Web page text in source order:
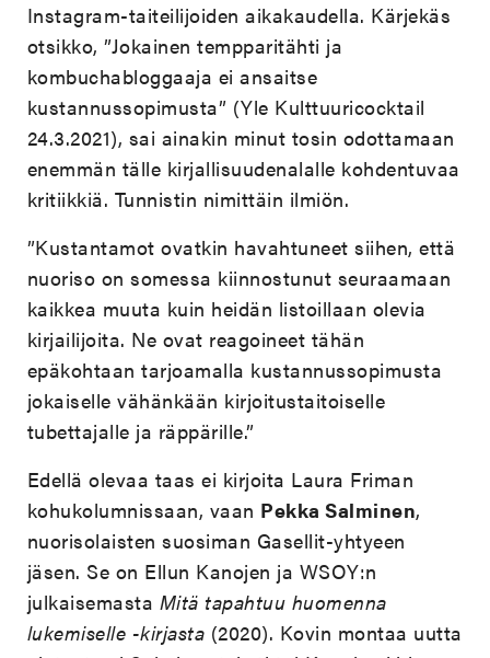
Instagram-taiteilijoiden aikakaudella. Kärjekäs
otsikko, ”Jokainen tempparitähti ja
kombuchabloggaaja ei ansaitse
kustannussopimusta” (Yle Kulttuuricocktail
24.3.2021), sai ainakin minut tosin odottamaan
enemmän tälle kirjallisuudenalalle kohdentuvaa
kritiikkiä. Tunnistin nimittäin ilmiön.
”Kustantamot ovatkin havahtuneet siihen, että
nuoriso on somessa kiinnostunut seuraamaan
kaikkea muuta kuin heidän listoillaan olevia
kirjailijoita. Ne ovat reagoineet tähän
epäkohtaan tarjoamalla kustannussopimusta
jokaiselle vähänkään kirjoitustaitoiselle
tubettajalle ja räppärille.”
Edellä olevaa taas ei kirjoita Laura Friman
kohukolumnissaan, vaan Pekka Salminen,
nuorisolaisten suosiman Gasellit-yhtyeen
jäsen. Se on Ellun Kanojen ja WSOY:n
julkaisemasta Mitä tapahtuu huomenna
lukemiselle -kirjasta (2020). Kovin montaa uutta